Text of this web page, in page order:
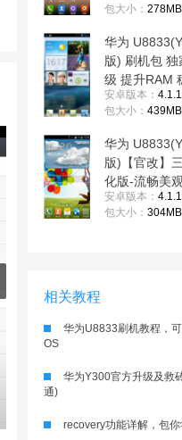
包大小： 278MB
华为
版) 刷机包 独
级 提升RAM
安卓版本： 4.1.1
包大小： 439MB
华为
版)【官改】
化版-流畅美
安卓版本： 4.1.1
包大小： 304MB
相关教程
华为U8833刷机教程，
OS
华为Y300官方升级及救
通)
recovery功能详解，包